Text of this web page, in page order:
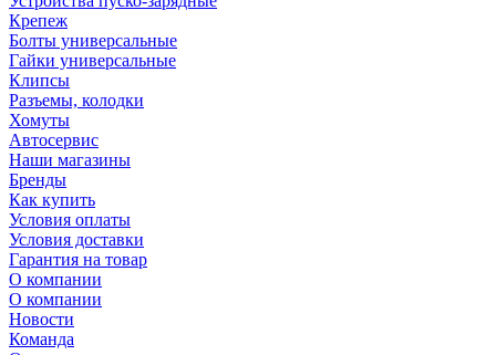
Крепеж
Болты универсальные
Гайки универсальные
Клипсы
Разъемы, колодки
Хомуты
Автосервис
Наши магазины
Бренды
Как купить
Условия оплаты
Условия доставки
Гарантия на товар
О компании
О компании
Новости
Команда